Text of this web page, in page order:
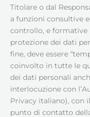
Titolare o dal
a funzioni consultive
controllo, e formative
protezione dei dati
fine, deve essere
coinvolto in tutte le
dei dati personali
interlocuzione con
Privacy italiano), con
punto di contatto